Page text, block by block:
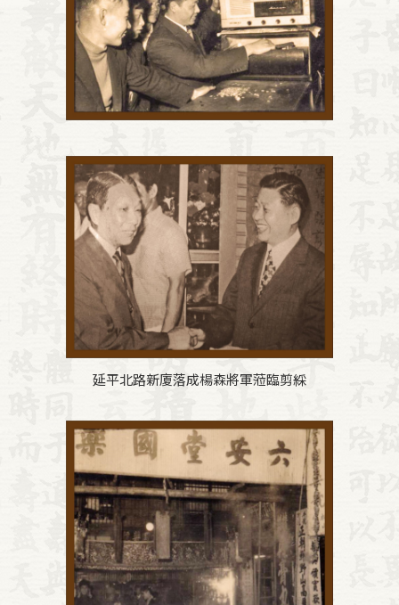
延平北路新廈落成楊森將軍蒞臨剪綵